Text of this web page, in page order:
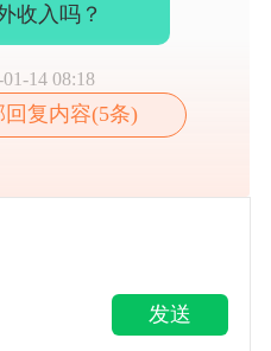
收入吗？
01-14 08:18
复内容(5条)
发送